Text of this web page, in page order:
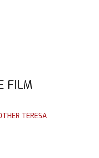
FILM
TERESA